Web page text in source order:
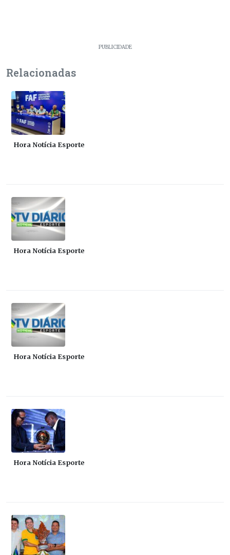
PUBLICIDADE
Relacionadas
Hora Notícia Esporte
Hora Notícia Esporte
Hora Notícia Esporte
Hora Notícia Esporte